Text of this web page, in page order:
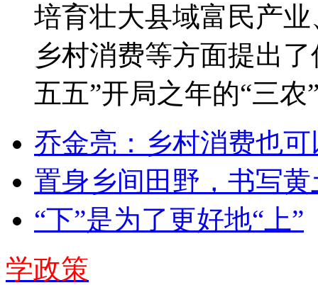
培育壮大县域富民产
乡村消费等方面提出
五五”开局之年的“三
乔金亮：乡村消费也
置身乡间田野，书写
“下”是为了更好地“上”
学政策